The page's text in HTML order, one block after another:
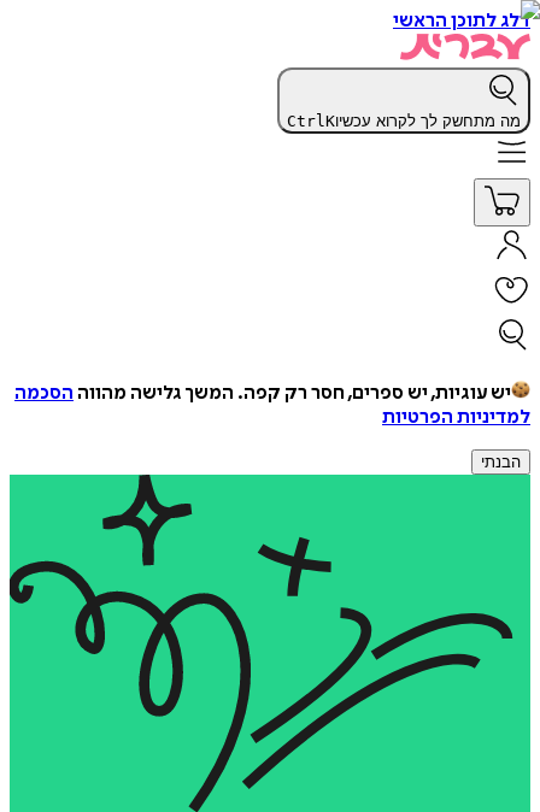
דלג לתוכן הראשי
מה מתחשק לך לקרוא עכשיו CtrlK
יש עוגיות, יש ספרים, חסר רק קפה. המשך גלישה מהווה הסכמה
למדיניות הפרטיות
הבנתי